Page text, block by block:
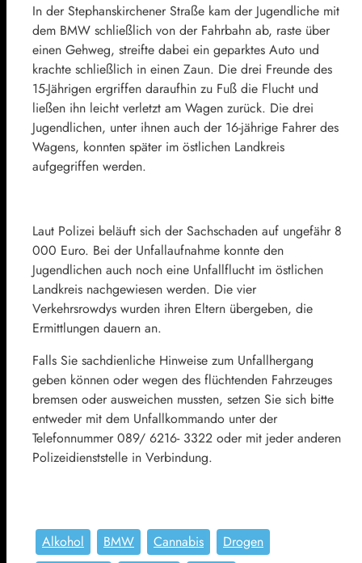
In der Stephanskirchener Straße kam der Jugendliche mit
dem BMW schließlich von der Fahrbahn ab, raste über
einen Gehweg, streifte dabei ein geparktes Auto und
krachte schließlich in einen Zaun. Die drei Freunde des
15-Jährigen ergriffen daraufhin zu Fuß die Flucht und
ließen ihn leicht verletzt am Wagen zurück. Die drei
Jugendlichen, unter ihnen auch der 16-jährige Fahrer des
Wagens, konnten später im östlichen Landkreis
aufgegriffen werden.
Laut Polizei beläuft sich der Sachschaden auf ungefähr 8
000 Euro. Bei der Unfallaufnahme konnte den
Jugendlichen auch noch eine Unfallflucht im östlichen
Landkreis nachgewiesen werden. Die vier
Verkehrsrowdys wurden ihren Eltern übergeben, die
Ermittlungen dauern an.
Falls Sie sachdienliche Hinweise zum Unfallhergang
geben können oder wegen des flüchtenden Fahrzeuges
bremsen oder ausweichen mussten, setzen Sie sich bitte
entweder mit dem Unfallkommando unter der
Telefonnummer 089/ 6216- 3322 oder mit jeder anderen
Polizeidienststelle in Verbindung.
Alkohol BMW Cannabis
Drogen